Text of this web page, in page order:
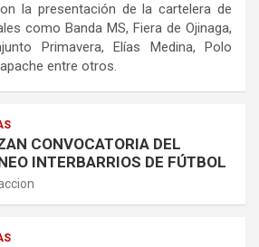
la presentación de la cartelera de
como Banda MS, Fiera de Ojinaga,
Primavera, Elías Medina, Polo
entre otros.
CONVOCATORIA DEL
INTERBARRIOS DE FÚTBOL